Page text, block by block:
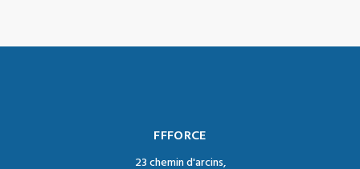
FFFORCE
23 chemin d'arcins,